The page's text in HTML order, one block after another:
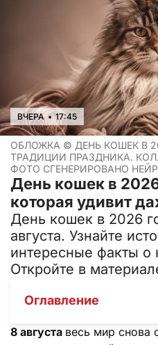
ВЧЕРА • 17:45
ОБЛОЖКА © ДЕНЬ КОШЕК В
ТРАДИЦИИ ПРАЗДНИКА.
ФОТО СГЕНЕРИРОВАНО
День кошек в
которая удивит
День кошек в 2026
августа. Узнайте
интересные факты о
Откройте в
Оглавление
8 августа весь мир снова